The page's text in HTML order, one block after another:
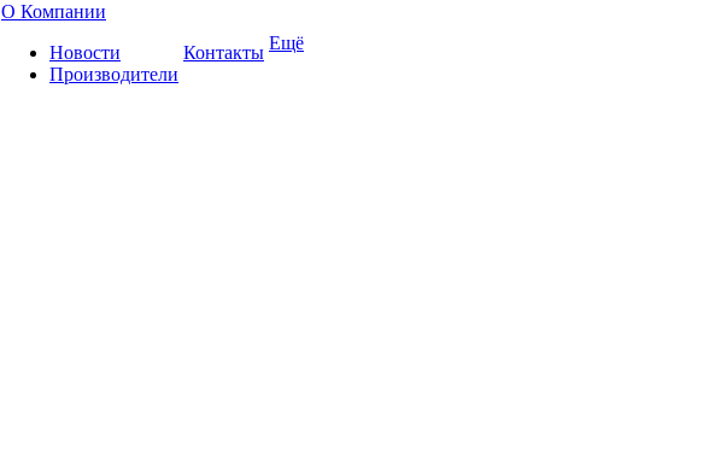
О Компании
Новости
Производители
Контакты Ещё